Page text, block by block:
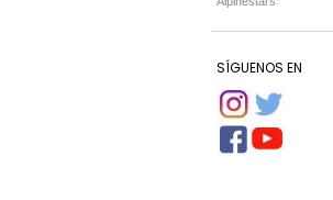
SÍGUENOS EN